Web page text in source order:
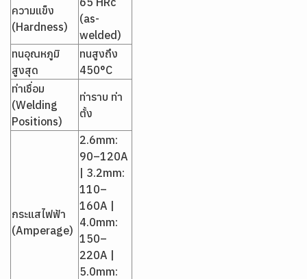
ความแข็ง
(Hardness)
(as-
welded)
ทนอุณหภูมิ
สูงสุด
ทนสูงถึง
450°C
ท่าเชื่อม
(Welding
Positions)
ท่าราบ ท่า
ตั้ง
กระแสไฟฟ้า
(Amperage)
2.6mm:
90–120A
| 3.2mm:
110–
160A |
4.0mm:
150–
220A |
5.0mm: